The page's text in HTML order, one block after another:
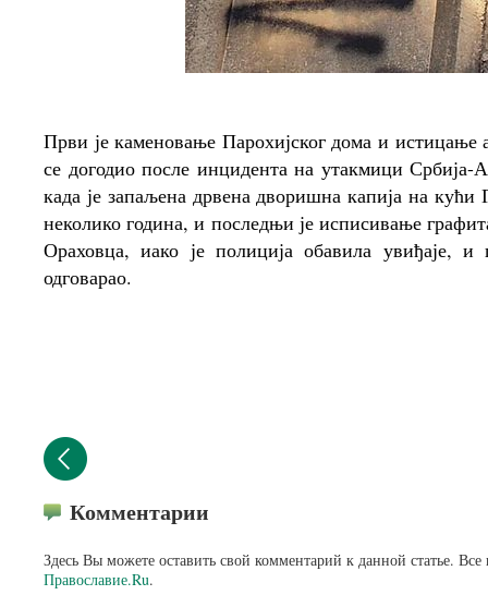
Први је каменовање Парохијског дома и истицање
се догодио после инцидента на утакмици Србија-
када је запаљена дрвена дворишна капија на
неколико година, и последњи је исписивање
Ораховца, иако је полиција обавила увиђаје,
одговарао.
Комментарии
Здесь Вы можете оставить свой комментарий к данной статье.
Православие.Ru.